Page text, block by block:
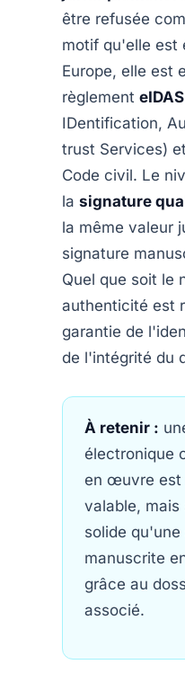
être refusée
motif qu'elle est
Europe, elle est
règlement eIDAS
IDentification,
trust Services)
Code civil. Le
la signature
la même valeur
signature
Quel que soit le
authenticité est
garantie de
de l'intégrité du
À retenir :
électronique
en œuvre est
valable, mais
solide qu'une
manuscrite
grâce au
associé.